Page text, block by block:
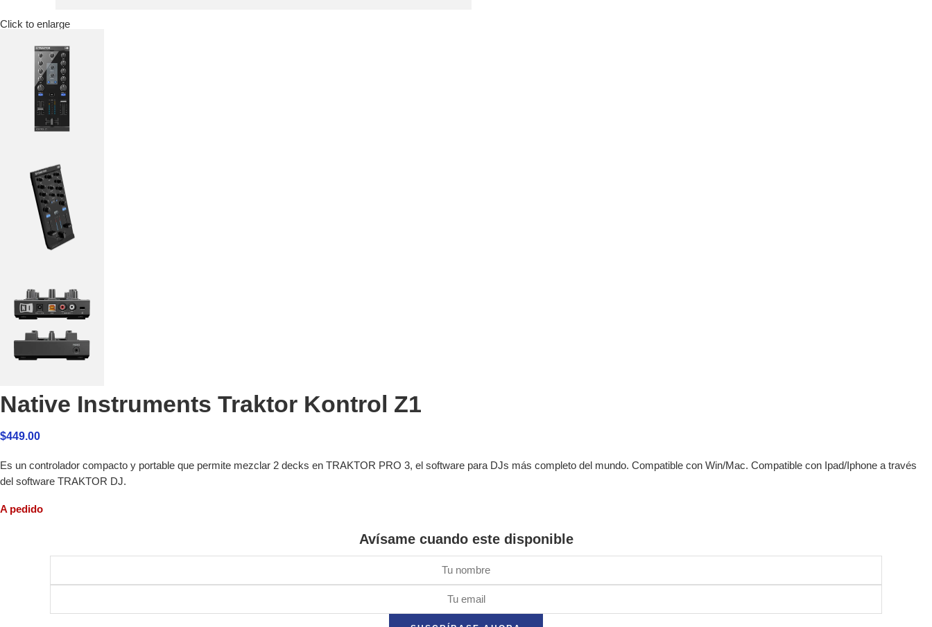
Click to enlarge
Native Instruments Traktor Kontrol Z1
$449.00
Es un controlador compacto y portable que permite mezclar 2 decks en TRAKTOR PRO 3, el software para DJs más completo del mundo. Compatible con Win/Mac. Compatible con Ipad/Iphone a través
del software TRAKTOR DJ.
A pedido
Avísame cuando este disponible